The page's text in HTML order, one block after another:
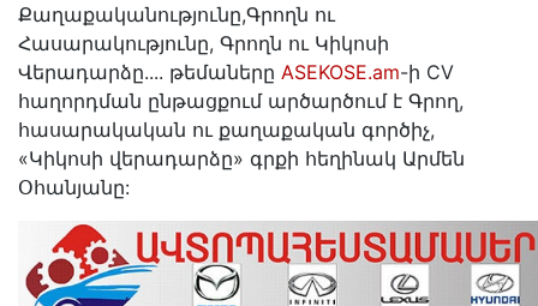
Քաղաքականությունը,Գրողն ու
Հասարակությունը, Գրողն ու Կիկոսի
Վերադարձը.... թեմաները ASEKOSE.am-ի CV
հաղորդման ընթացքում արծարծում է Գրող,
հասարակական ու քաղաքական գործիչ,
«Կիկոսի վերադարձը» գրքի հեղինակ Արմեն
Օհանյանը: